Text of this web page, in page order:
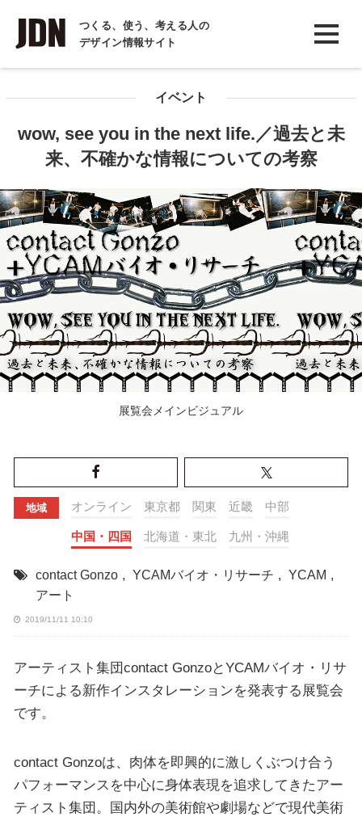
つくる、使う、考える人の
デザイン情報サイト
INTERVIEW
インタビュー
COLUMN
イベント
wow, see you in the next life.／過去と未
来、不確かな情報についての考察
展覧会メインビジュアル
地域 オンライン 東京都 関東 近畿 中部
中国・四国 北海道・東北 九州・沖縄
contact Gonzo , YCAMバイオ・リサーチ , YCAM ,
アート
2019/11/11 10:10
アーティスト集団contact GonzoとYCAMバイオ・リサ
ーチによる新作インスタレーションを発表する展覧会
です。
contact Gonzoは、肉体を即興的に激しくぶつけ合う
パフォーマンスを中心に身体表現を追求してきたアー
ティスト集団。国内外の美術館や劇場などで現代美術